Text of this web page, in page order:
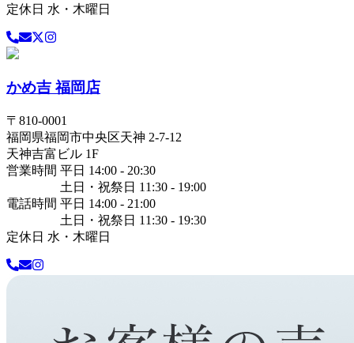
定休日 水・木曜日
かめ吉 福岡店
〒 810-0001
福岡県福岡市中央区天神 2-7-12
天神吉富ビル 1F
営業時間 平日 14:00 - 20:30
土日・祝祭日 11:30 - 19:00
電話時間 平日 14:00 - 21:00
土日・祝祭日 11:30 - 19:30
定休日 水・木曜日